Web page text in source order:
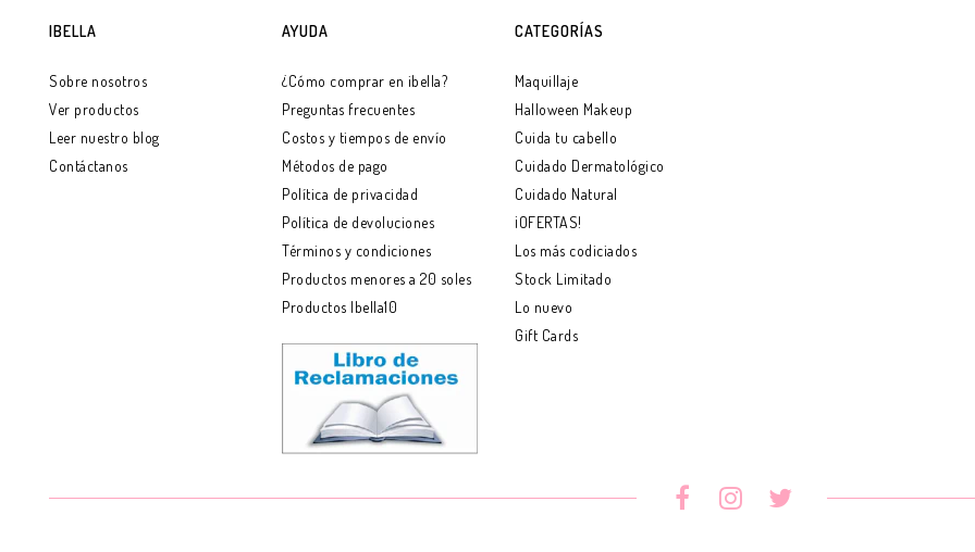
IBELLA
Sobre nosotros
Ver productos
Leer nuestro blog
Contáctanos
AYUDA
¿Cómo comprar en ibella?
Preguntas frecuentes
Costos y tiempos de envío
Métodos de pago
Política de privacidad
Política de devoluciones
Términos y condiciones
Productos menores a 20 soles
Productos Ibella10
CATEGORÍAS
Maquillaje
Halloween Makeup
Cuida tu cabello
Cuidado Dermatológico
Cuidado Natural
¡OFERTAS!
Los más codiciados
Stock Limitado
Lo nuevo
Gift Cards